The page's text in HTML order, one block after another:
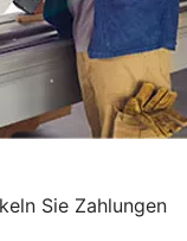
Sie Zahlungen